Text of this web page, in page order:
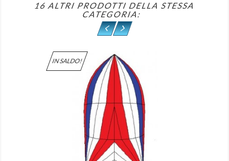
16 ALTRI PRODOTTI DELLA STESSA
CATEGORIA:
IN SALDO!
